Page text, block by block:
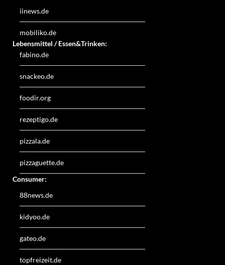
iinews.de
mobiliko.de
Lebensmittel / Essen&Trinken:
fabino.de
snackeo.de
foodir.org
rezeptigo.de
pizzala.de
pizzaguette.de
Consumer:
88news.de
kidyoo.de
gateo.de
topfreizeit.de